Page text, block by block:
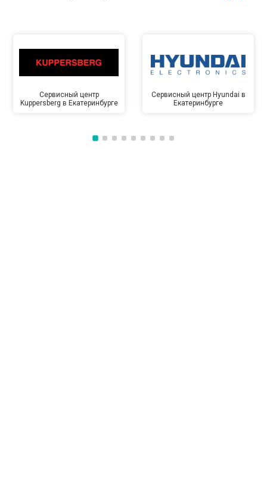
Сервисный центр
Kuppersberg в Екатеринбурге
Сервисный центр Hyundai в
Екатеринбурге